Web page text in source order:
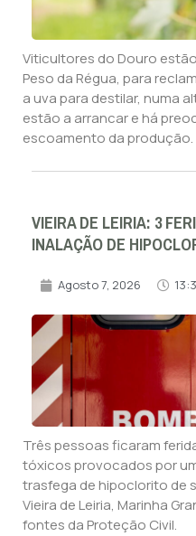
Viticultores do Douro
Peso da Régua, para
a uva para destilar, numa
estão a arrancar e há
escoamento da produção.
VIEIRA DE LEIRIA: 3
INALAÇÃO DE
Agosto 7, 2026
Três pessoas ficaram
tóxicos provocados por
trasfega de hipoclorito de
Vieira de Leiria, Marinha
fontes da Proteção Civil.